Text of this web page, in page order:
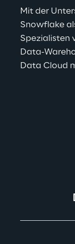
Mit der
Snowflake
Spezialisten
Data-
Data Cloud